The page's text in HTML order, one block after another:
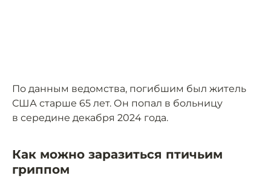
По данным ведомства, погибшим был житель
США старше 65 лет. Он попал в больницу
в середине декабря 2024 года.
Как можно заразиться птичьим
гриппом